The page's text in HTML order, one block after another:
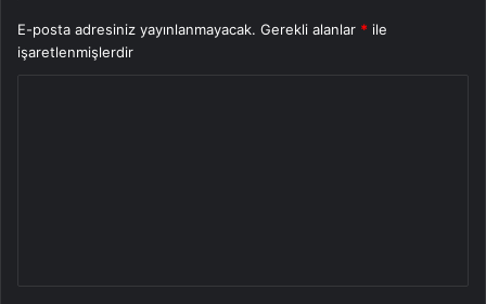
E-posta adresiniz yayınlanmayacak. Gerekli alanlar * ile
işaretlenmişlerdir